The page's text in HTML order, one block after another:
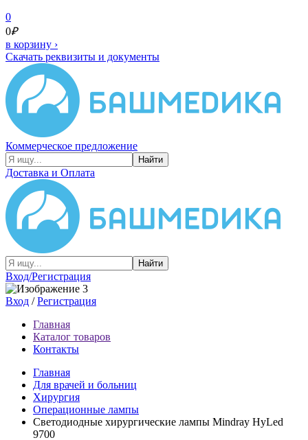
0
0₽
в корзину ›
Скачать реквизиты и документы
Коммерческое предложение
Найти
Доставка и Оплата
Найти
Вход/Регистрация
Вход /Регистрация
Главная
Каталог товаров
Контакты
Главная
Для врачей и больниц
Хирургия
Операционные лампы
Светодиодные хирургические лампы Mindray HyLed
9700